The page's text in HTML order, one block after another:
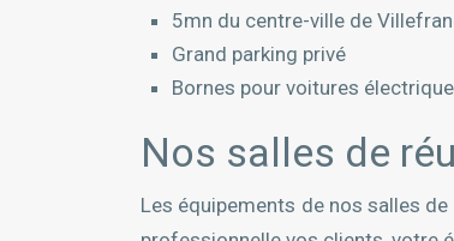
5mn du centre-ville de
Grand parking privé
Bornes pour voitures
Nos salles de
Les équipements de nos salles